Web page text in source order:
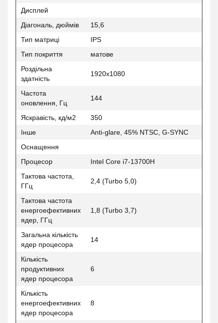
Дисплей
Діагональ, дюймів
15,6
Тип матриці
IPS
Тип покриття
матове
Роздільна
здатність
1920x1080
Частота
оновлення, Гц
144
Яскравість, кд/м2
350
Інше
Anti-glare, 45% NTSC, G-SYNC
Оснащення
Процесор
Intel Core i7-13700H
Тактова частота,
ГГц
2,4 (Turbo 5,0)
Тактова частота
енергоефективних
ядер, ГГц
1,8 (Turbo 3,7)
Загальна кількість
ядер процесора
14
Кількість
продуктивних
ядер процесора
6
Кількість
енергоефективних
ядер процесора
8